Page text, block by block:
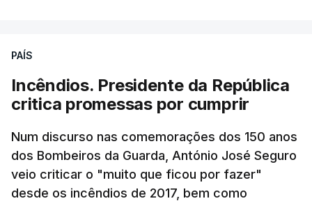
PAÍS
Incêndios. Presidente da República
critica promessas por cumprir
Num discurso nas comemorações dos 150 anos
dos Bombeiros da Guarda, António José Seguro
veio criticar o "muito que ficou por fazer"
desde os incêndios de 2017, bem como